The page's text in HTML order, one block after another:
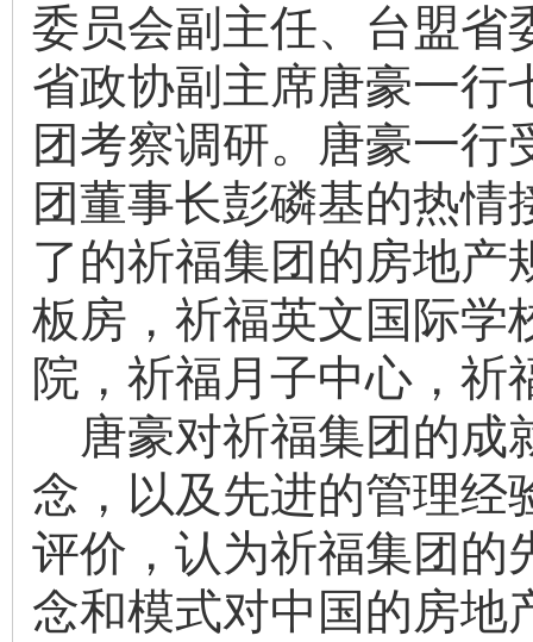
委员会副主任、台盟省
省政协副主席唐豪一行
团考察调研。唐豪一行
团董事长彭磷基的热情
了的祈福集团的房地产
板房，祈福英文国际学
院，祈福月子中心，祈
唐豪对祈福集团的成
念，以及先进的管理经
评价，认为祈福集团的
念和模式对中国的房地